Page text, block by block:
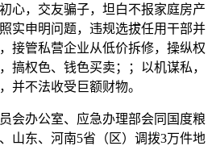
，交友骗子，坦白不报家庭房产
实申明问题，违规选拔任用干部并
接管私营企业从低价拆修，操纵权
搞权色、钱色买卖；；以机谋私，
并不法收受巨额财物。
办公室、应急办理部会同国度粮
山东、河南5省（区）调拨3万件地